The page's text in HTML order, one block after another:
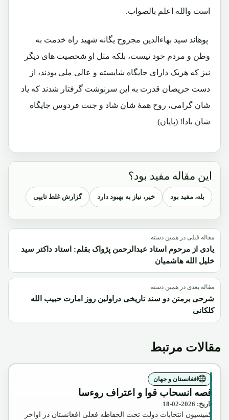
است والله اعلم بالصواب.
پوهاند سید بهاءالدین مجروح یگانه شهید راه خدمت به
وطن و مردم خود نیست، بلکه مثل او شخصیت های دیگر
نیز که هریک دارای جایگاه شایسته و عالی ملی بودند، از
دست حریصان قدرت به این سرنوشت گرفتار شدند که یاد
شان گرامی، روح همۀ شان شاد و جنت فردوس جایگاه
شان بادا! (پایان)
این مقاله مفید بود؟
بله، مفید بود خیر، نیاز به بهبود دارد گزارش غلط تایپی
مقاله قبلی در همین دسته
یادی از مرحوم استاد عبدالرحمن پژواک بقلم: استاد داکتر سید
خلیل الله هاشمیان
مقاله بعدی در همین دسته
شرحی برمتن دو سند تاریخی دراولین روز امارت حبیب الله
کلکانی
مقالات مرتبط
افغانستان و جهان
قصه انسحاب قوا و اعتراف روءسا
تاریخ: 2026-02-18
کمیسیون انتخابات دولت تحت الحفاظه فعلی افغانستان در اواخر